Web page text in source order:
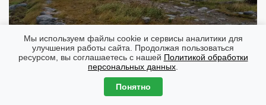
Мы используем файлы cookie и сервисы аналитики для
улучшения работы сайта. Продолжая пользоваться
ресурсом, вы соглашаетесь с нашей Политикой обработки
персональных данных
Понятно